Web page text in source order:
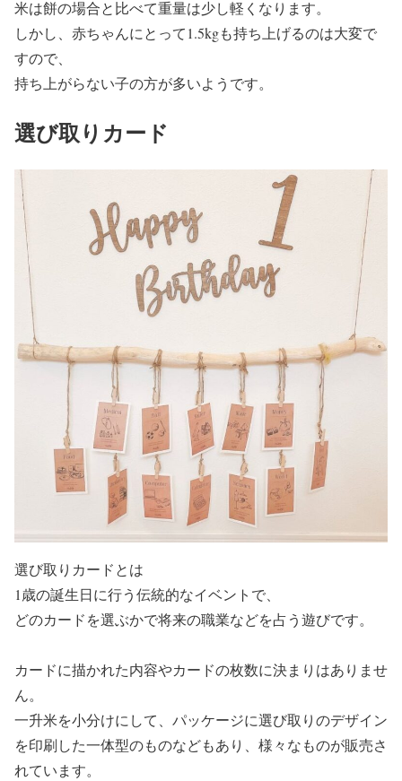
米は餅の場合と比べて重量は少し軽くなります。
しかし、赤ちゃんにとって1.5kgも持ち上げるのは大変で
すので、
持ち上がらない子の方が多いようです。
選び取りカード
選び取りカードとは
1歳の誕生日に行う伝統的なイベントで、
どのカードを選ぶかで将来の職業などを占う遊びです。
カードに描かれた内容やカードの枚数に決まりはありませ
ん。
一升米を小分けにして、パッケージに選び取りのデザイン
を印刷した一体型のものなどもあり、様々なものが販売さ
れています。